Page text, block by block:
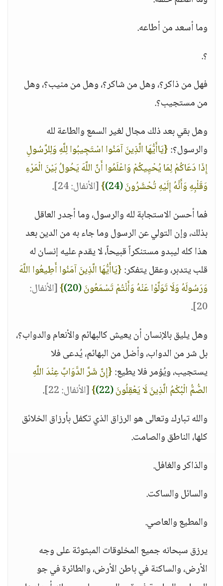
وما أسعد من أطاعه.
؟.
فهل من ذاكر؟، وهل من شاكر؟، وهل من منيب؟، وهل
من مستجيب؟.
وهل بقي بعد ذلك مجال لغير السمع والطاعة لله
والرسول؟:{يَاأَيُّهَا الَّذِينَ آمَنُوا اسْتَجِيبُوا لِلَّهِ وَلِلرَّسُولِ
إِذَا دَعَاكُمْ لِمَا يُحْيِيكُمْ وَاعْلَمُوا أَنَّ اللَّهَ يَحُولُ بَيْنَ الْمَرْءِ
وَقَلْبِهِ وَأَنَّهُ إِلَيْهِ تُحْشَرُونَ(24)
}[الأنفال: 24]
.
فما أحسن الاستجابة لله والرسول، وما أجدر العاقل
بذلك، وإن التولي عن الرسول وما جاء به من الدين بعد
هذا كله ليبدو مستنكراً قبيحاً، لا يقدم عليه إنسان له
قلب يتدبر، وعقل يتفكر:{يَاأَيُّهَا الَّذِينَ آمَنُوا أَطِيعُوا اللَّهَ
وَرَسُولَهُ وَلَا تَوَلَّوْا عَنْهُ وَأَنْتُمْ تَسْمَعُونَ(20)
}[الأنفال:
20]
.
وهل يليق بالإنسان أن يعيش كالبهائم والأنعام والدواب؟،
بل شر من الدواب، وأضل من البهائم، يُدعى فلا
يستجيب، ويُؤمر فلا يطيع:{إِنَّ شَرَّ الدَّوَابِّ عِنْدَ اللَّهِ
الصُّمُّ الْبُكْمُ الَّذِينَ لَا يَعْقِلُونَ(22)
}[الأنفال: 22]
.
والله تبارك وتعالى هو الرزاق الذي تكفل بأرزاق الخلائق
كلها، الناطق والصامت.
والذاكر والغافل.
والسائل والساكت.
والمطيع والعاصي.
يرزق سبحانه جميع المخلوقات المبثوثة على وجه
الأرض، والساكنة في باطن الأرض، والطائرة في جو